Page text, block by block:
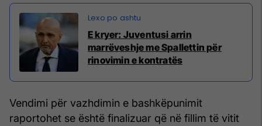
E kryer: Juventusi arrin
marrëveshje me Spallettin për
rinovimin e kontratës
Vendimi për vazhdimin e bashkëpunimit
raportohet se është finalizuar që në fillim të vitit